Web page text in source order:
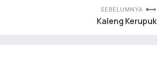
SEBELUMNYA
Kaleng Kerupuk